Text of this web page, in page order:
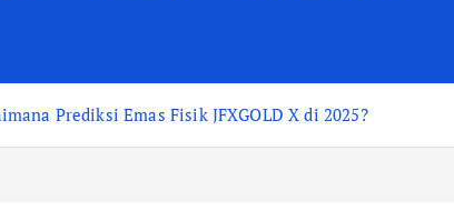
Prediksi Emas Fisik JFXGOLD X di 2025?